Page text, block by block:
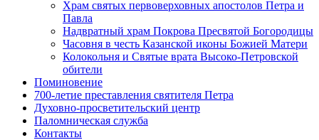
Храм святых первоверховных апостолов Петра и
Павла
Надвратный храм Покрова Пресвятой Богородицы
Часовня в честь Казанской иконы Божией Матери
Колокольня и Святые врата Высоко-Петровской
обители
Поминовение
700-летие преставления святителя Петра
Духовно-просветительский центр
Паломническая служба
Контакты